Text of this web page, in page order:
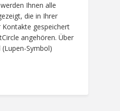
Ihnen alle
die in Ihrer
Kontakte gespeichert
angehören. Über
Symbol)